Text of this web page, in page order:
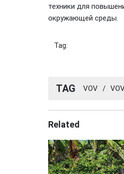
техники для
окружающей среды.
Tag:
TAG VOV /
Related